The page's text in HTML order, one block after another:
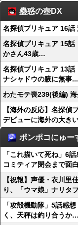
蠱惑の壺DX
名探偵プリキュア 16話
名探偵プリキュア 15話
かさん43歳…
名探偵プリキュア 13話
ナシャドウの腋に無事...
わたモテ喪239(後編)
【海外の反応】名探偵
デビューに海外の大き
ポンポコにゅー
「これ描いて死ね」6
コミティア閉会まで面
【祝報】声優・衣川里
り、「ウマ娘」ナリタ
「攻殻機動隊」5話感
く、天秤は釣り合う